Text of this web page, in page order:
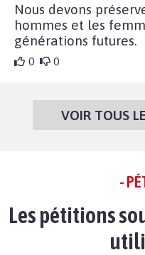
Nous devons
hommes et les
générations futures.
0 0
VOIR TOUS
-
Les pétitions